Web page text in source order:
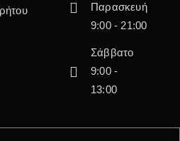
Παρασκευή
9:00 - 21:00
Σάββατο
9:00 -
13:00